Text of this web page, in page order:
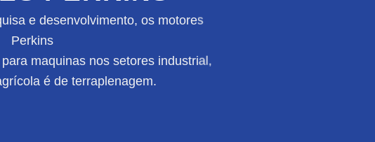
e desenvolvimento, os motores
Perkins
maquinas nos setores industrial,
é de terraplenagem.